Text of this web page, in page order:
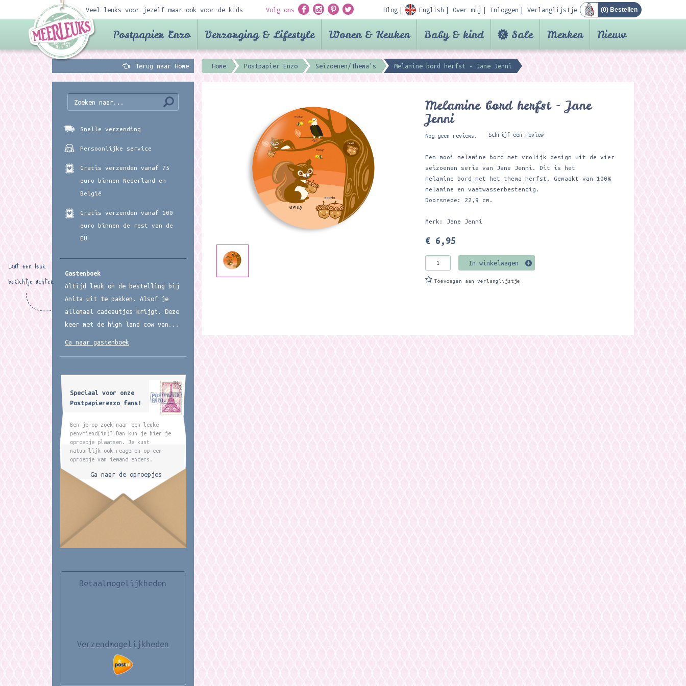
Veel leuks voor jezelf maar ook voor de kids Volg ons Blog English Over mij Inloggen Verlanglijstje (0) Bestellen
Postpapier Enzo Verzorging & Lifestyle Wonen & Keuken Baby & kind Sale Merken Nieuw
Terug naar Home Home Postpapier Enzo Seizoenen/Thema's Melamine bord herfst - Jane Jenni
Melamine bord herfst - Jane
Jenni
Nog geen reviews. Schrijf een review
Een mooi melamine bord met vrolijk design uit de vier
seizoenen serie van Jane Jenni. Dit is het
melamine bord met het thema herfst. Gemaakt van 100%
melamine en vaatwasserbestendig.
Doorsnede: 22,9 cm.
Merk: Jane Jenni
€ 6,95
In winkelwagen
Toevoegen aan verlanglijstje
Snelle verzending
Persoonlijke service
Gratis verzenden vanaf 75
euro binnen Nederland en
België
Gratis verzenden vanaf 100
euro binnen de rest van de
EU
Gastenboek
Altijd leuk om de bestelling bij
Anita uit te pakken. Alsof je
allemaal cadeautjes krijgt. Deze
keer met de high land cow van...
Laat een leuk
berichtje achter
Ga naar gastenboek
Speciaal voor onze
Postpapierenzo fans!
Ben je op zoek naar een leuke
penvriend(in)? Dan kun je hier je
oproepje plaatsen. Je kunt
natuurlijk ook reageren op een
oproepje van iemand anders.
Ga naar de oproepjes
Betaalmogelijkheden
Verzendmogelijkheden